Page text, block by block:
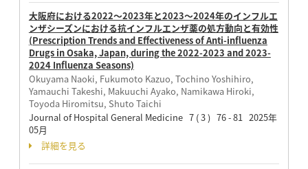
大阪府における2022～2023年と2023～2024年のインフルエ
ンザシーズンにおける抗インフルエンザ薬の処方動向と有効性
(Prescription Trends and Effectiveness of Anti-influenza
Drugs in Osaka, Japan, during the 2022-2023 and 2023-
2024 Influenza Seasons)
Okuyama Naoki, Fukumoto Kazuo, Tochino Yoshihiro,
Yamauchi Takeshi, Makuuchi Ayako, Namikawa Hiroki,
Toyoda Hiromitsu, Shuto Taichi
Journal of Hospital General Medicine 7 ( 3 ) 76 - 81 2025年
05月
詳細を見る